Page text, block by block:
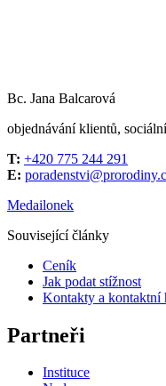
Bc. Jana Balcarová
objednávání klientů,
T: +420 775 244 291
E:
Medailonek
Související články
Ceník
Jak podat stížnost
Kontakty a kontaktní
Partneři
Instituce